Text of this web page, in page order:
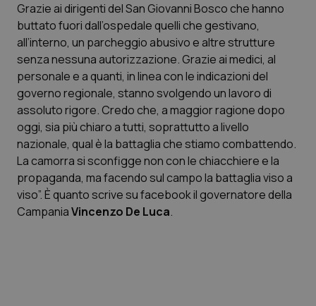
QS Pro
Professionisti Sanitari.AI
Abruzzo
Basilicata
Calabria
Campania
QS Pro Gold
Artrite & artrosi
Asma & BPCO
Car-T
QS Club Newsletter
Grazie ai dirigenti del San Giovanni Bosco che hanno
buttato fuori dall’ospedale quelli che gestivano,
all’interno, un parcheggio abusivo e altre strutture
senza nessuna autorizzazione. Grazie ai medici, al
personale e a quanti, in linea con le indicazioni del
governo regionale, stanno svolgendo un lavoro di
assoluto rigore. Credo che, a maggior ragione dopo
oggi, sia più chiaro a tutti, soprattutto a livello
nazionale, qual è la battaglia che stiamo combattendo.
La camorra si sconfigge non con le chiacchiere e la
propaganda, ma facendo sul campo la battaglia viso a
viso”. È quanto scrive su facebook il governatore della
CampaniaVincenzo De Luca.